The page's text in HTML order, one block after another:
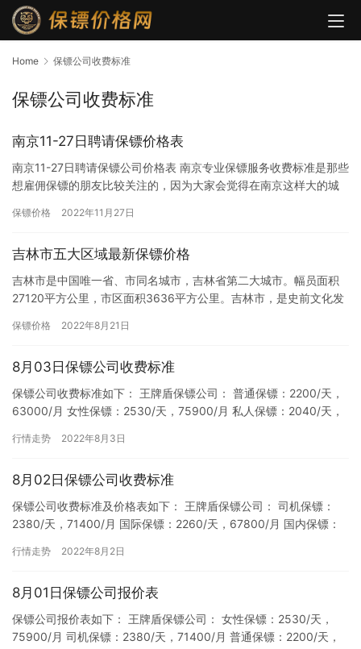
Home 保镖公司收费标准
保镖公司收费标准
南京11-27日聘请保镖价格表
南京11-27日聘请保镖公司价格表 南京专业保镖服务收费标准是那些
想雇佣保镖的朋友比较关注的，因为大家会觉得在南京这样大的城
保镖价格 2022年11月27日
吉林市五大区域最新保镖价格
吉林市是中国唯一省、市同名城市，吉林省第二大城市。幅员面积
27120平方公里，市区面积3636平方公里。吉林市，是史前文化发
保镖价格 2022年8月21日
8月03日保镖公司收费标准
保镖公司收费标准如下： 王牌盾保镖公司： 普通保镖：2200/天，
63000/月 女性保镖：2530/天，75900/月 私人保镖：2040/天，
行情走势 2022年8月3日
8月02日保镖公司收费标准
保镖公司收费标准及价格表如下： 王牌盾保镖公司： 司机保镖：
2380/天，71400/月 国际保镖：2260/天，67800/月 国内保镖：
行情走势 2022年8月2日
8月01日保镖公司报价表
保镖公司报价表如下： 王牌盾保镖公司： 女性保镖：2530/天，
75900/月 司机保镖：2380/天，71400/月 普通保镖：2200/天，